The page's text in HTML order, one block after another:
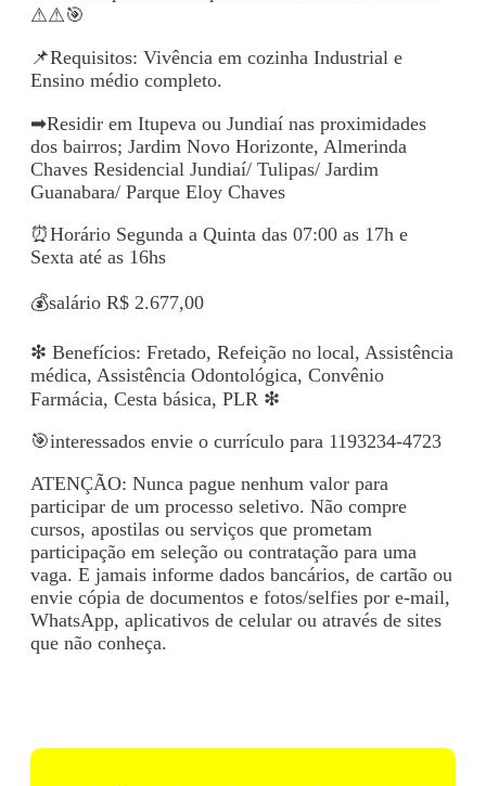
⚠⚠🎯
📌Requisitos: Vivência em cozinha Industrial e
Ensino médio completo.
➡Residir em Itupeva ou Jundiaí nas proximidades
dos bairros; Jardim Novo Horizonte, Almerinda
Chaves Residencial Jundiaí/ Tulipas/ Jardim
Guanabara/ Parque Eloy Chaves
⏰Horário Segunda a Quinta das 07:00 as 17h e
Sexta até as 16hs
💰salário R$ 2.677,00
❇ Benefícios: Fretado, Refeição no local, Assistência
médica, Assistência Odontológica, Convênio
Farmácia, Cesta básica, PLR ❇
🎯interessados envie o currículo para 1193234-4723
ATENÇÃO: Nunca pague nenhum valor para
participar de um processo seletivo. Não compre
cursos, apostilas ou serviços que prometam
participação em seleção ou contratação para uma
vaga. E jamais informe dados bancários, de cartão ou
envie cópia de documentos e fotos/selfies por e-mail,
WhatsApp, aplicativos de celular ou através de sites
que não conheça.